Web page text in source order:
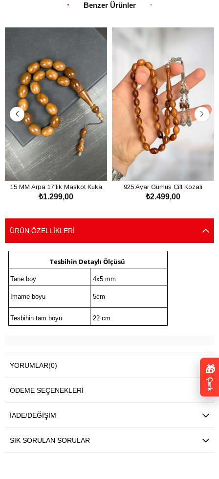
Benzer Ürünler
15 MM Arpa 17'lik Maskot Kuka
Tesbih
₺1.299,00
925 Ayar Gümüş Çift Kozalı
Kızarmış Kuka Tesbih
₺2.499,00
ÜRÜN ÖZELLIKLERI
Tesbihin Detaylı Ölçüsü
Tane boy 4x5 mm
İmame boyu 5cm
Tesbihin tam boyu 22 cm
YORUMLAR(0)
ÖDEME SEÇENEKLERI
İADE/DEĞIŞIM
SIK SORULAN SORULAR
🎁
Çark